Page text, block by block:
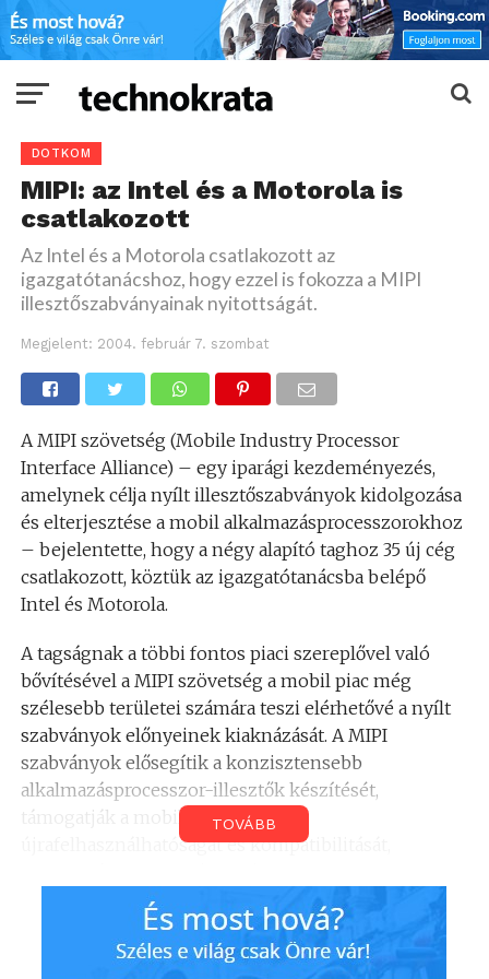
DOTKOM
MIPI: az Intel és a Motorola is
csatlakozott
Az Intel és a Motorola csatlakozott az
igazgatótanácshoz, hogy ezzel is fokozza a MIPI
illesztőszabványainak nyitottságát.
Megjelent: 2004. február 7. szombat
A MIPI szövetség (Mobile Industry Processor
Interface Alliance) – egy iparági kezdeményezés,
amelynek célja nyílt illesztőszabványok kidolgozása
és elterjesztése a mobil alkalmazásprocesszorokhoz
– bejelentette, hogy a négy alapító taghoz 35 új cég
csatlakozott, köztük az igazgatótanácsba belépő
Intel és Motorola.
A tagságnak a többi fontos piaci szereplővel való
bővítésével a MIPI szövetség a mobil piac még
szélesebb területei számára teszi elérhetővé a nyílt
szabványok előnyeinek kiaknázását. A MIPI
szabványok elősegítik a konzisztensebb
alkalmazásprocesszor-illesztők készítését,
támogatják a mobileszközök
újrafelhasználhatóságát és kompatibilitását,
gyorsabban juthatnak el a felhasználókhoz.
A vezeték nélküli technológiák alkalmazásában
TOVÁBB